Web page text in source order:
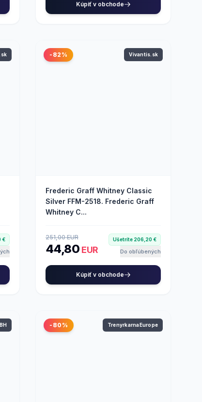
Kúpiť v obchode
€
-82% Vivantis.sk
Frederic Graff Whitney Classic
Silver FFM-2518. Frederic Graff
Whitney C...
251,00 EUR
44,80 EUR
Ušetríte 206,20 €
Do obľúbených
Kúpiť v obchode
-80% TrenyrkarnaEurope